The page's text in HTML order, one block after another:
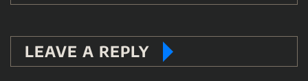
LEAVE A REPLY